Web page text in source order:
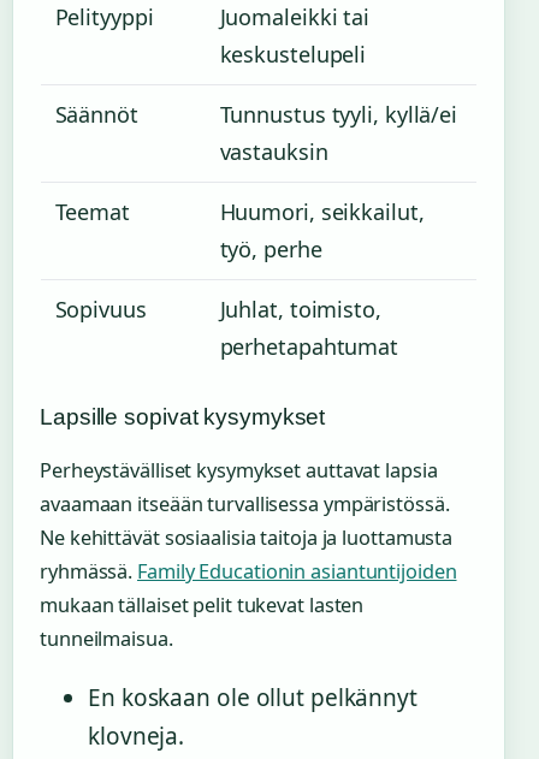
Pelityyppi
Juomaleikki tai
keskustelupeli
Säännöt
Tunnustus tyyli, kyllä/ei
vastauksin
Teemat
Huumori, seikkailut,
työ, perhe
Sopivuus
Juhlat, toimisto,
perhetapahtumat
Lapsille sopivat kysymykset
Perheystävälliset kysymykset auttavat lapsia
avaamaan itseään turvallisessa ympäristössä.
Ne kehittävät sosiaalisia taitoja ja luottamusta
ryhmässä. Family Educationin asiantuntijoiden
mukaan tällaiset pelit tukevat lasten
tunneilmaisua.
En koskaan ole ollut pelkännyt
klovneja.